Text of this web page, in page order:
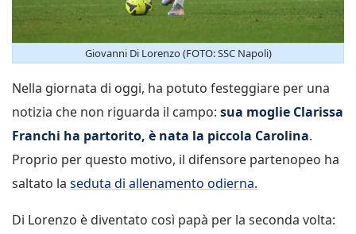
Giovanni Di Lorenzo (FOTO: SSC Napoli)
Nella giornata di oggi, ha potuto festeggiare per una
notizia che non riguarda il campo: sua moglie Clarissa
Franchi ha partorito, è nata la piccola Carolina.
Proprio per questo motivo, il difensore partenopeo ha
saltato la seduta di allenamento odierna.
Di Lorenzo è diventato così papà per la seconda volta: